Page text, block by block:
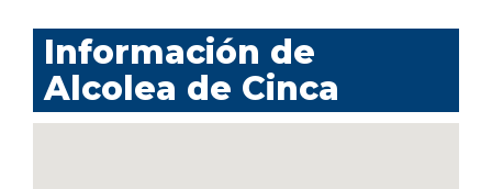
Información de
Alcolea de Cinca